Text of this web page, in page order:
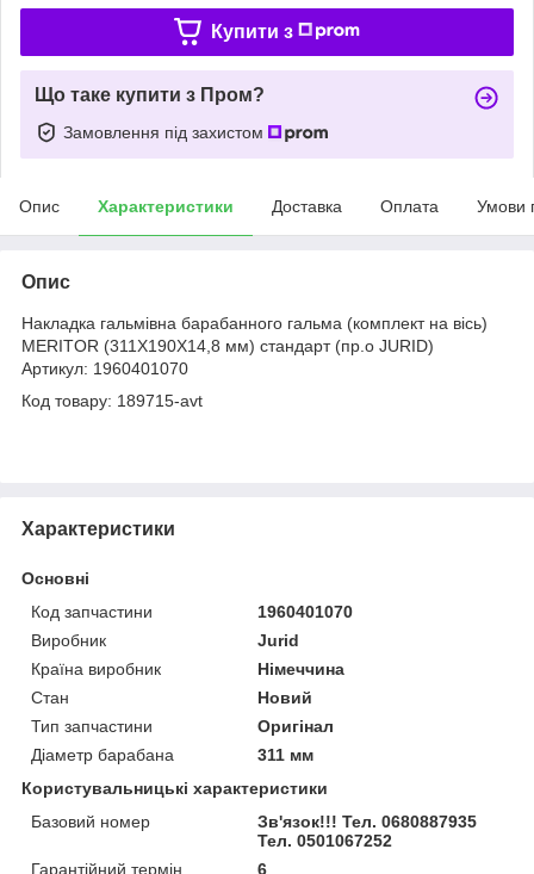
Купити з
Що таке купити з Пром?
Замовлення під захистом
Опис Характеристики Доставка Оплата Умови
Опис
Накладка гальмівна барабанного гальма (комплект на вісь)
MERITOR (311Х190Х14,8 мм) стандарт (пр.о JURID)
Артикул: 1960401070
Код товару: 189715-avt
Характеристики
Основні
Код запчастини
1960401070
Виробник
Jurid
Країна виробник
Німеччина
Стан
Новий
Тип запчастини
Оригінал
Діаметр барабана
311 мм
Користувальницькі характеристики
Базовий номер
Зв'язок!!! Тел. 0680887935
Тел. 0501067252
Гарантійний термін
6